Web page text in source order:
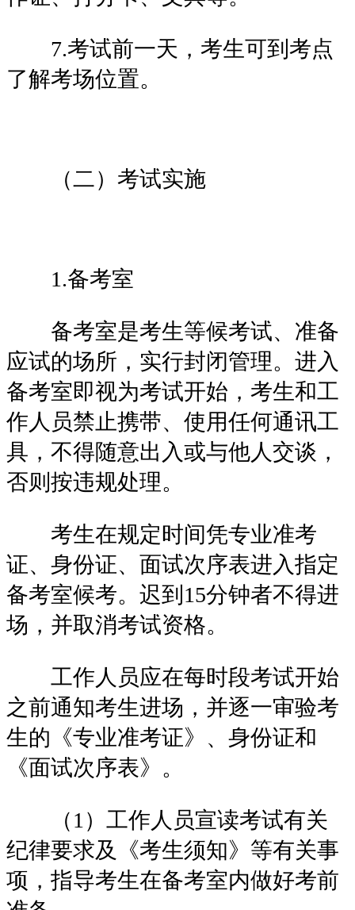
7.考试前一天，考生可到考点
了解考场位置。
（二）考试实施
1.备考室
备考室是考生等候考试、准备
应试的场所，实行封闭管理。进入
备考室即视为考试开始，考生和工
作人员禁止携带、使用任何通讯工
具，不得随意出入或与他人交谈，
否则按违规处理。
考生在规定时间凭专业准考
证、身份证、面试次序表进入指定
备考室候考。迟到15分钟者不得进
场，并取消考试资格。
工作人员应在每时段考试开始
之前通知考生进场，并逐一审验考
生的《专业准考证》、身份证和
《面试次序表》。
（1）工作人员宣读考试有关
纪律要求及《考生须知》等有关事
项，指导考生在备考室内做好考前